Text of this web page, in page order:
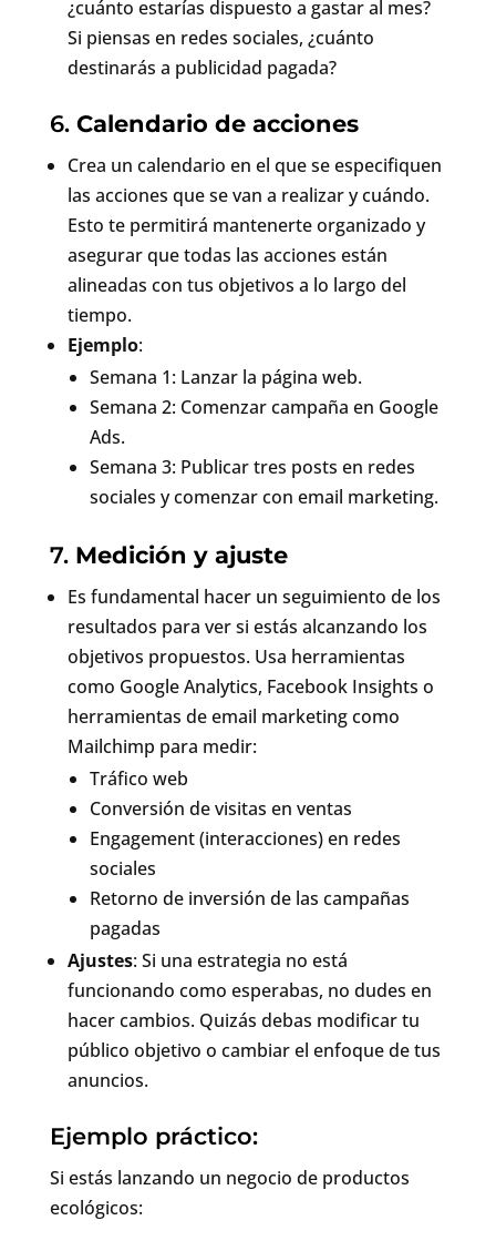
¿cuánto estarías dispuesto a gastar al mes?
Si piensas en redes sociales, ¿cuánto
destinarás a publicidad pagada?
6. Calendario de acciones
Crea un calendario en el que se especifiquen
las acciones que se van a realizar y cuándo.
Esto te permitirá mantenerte organizado y
asegurar que todas las acciones están
alineadas con tus objetivos a lo largo del
tiempo.
Ejemplo:
Semana 1: Lanzar la página web.
Semana 2: Comenzar campaña en Google
Ads.
Semana 3: Publicar tres posts en redes
sociales y comenzar con email marketing.
7. Medición y ajuste
Es fundamental hacer un seguimiento de los
resultados para ver si estás alcanzando los
objetivos propuestos. Usa herramientas
como Google Analytics, Facebook Insights o
herramientas de email marketing como
Mailchimp para medir:
Tráfico web
Conversión de visitas en ventas
Engagement (interacciones) en redes
sociales
Retorno de inversión de las campañas
pagadas
Ajustes: Si una estrategia no está
funcionando como esperabas, no dudes en
hacer cambios. Quizás debas modificar tu
público objetivo o cambiar el enfoque de tus
anuncios.
Ejemplo práctico:
Si estás lanzando un negocio de productos
ecológicos: